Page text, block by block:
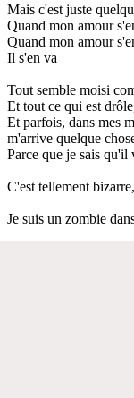
Mais c'est juste
Quand mon amour
Quand mon amour
Il s'en va
Tout semble moisi
Et tout ce qui est
Et parfois, dans mes
m'arrive quelque
Parce que je sais
C'est tellement
Je suis un zombie